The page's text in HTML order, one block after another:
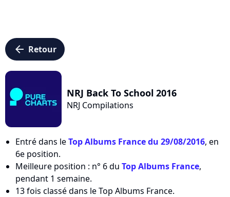
arrow_left Retour
NRJ Back To School 2016
NRJ Compilations
Entré dans leTop Albums France du 29/08/2016, en
6e position.
Meilleure position : n° 6 du Top Albums France,
pendant 1 semaine.
13 fois classé dans le Top Albums France.